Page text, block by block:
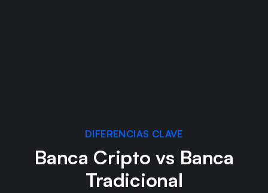
DIFERENCIAS CLAVE
Banca Cripto vs Banca
Tradicional